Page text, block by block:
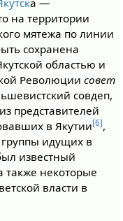
а —
на территории
мятежа по линии
сохранена
областью и
Революции совет
совдеп,
представителей
в Якутии[6],
группы идущих в
известный
также некоторые
власти в